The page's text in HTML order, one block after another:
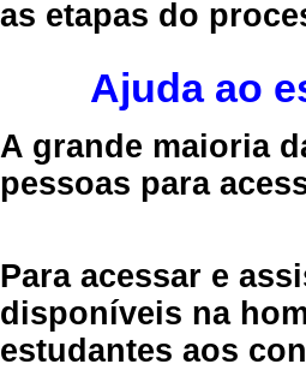
as etapas do
Ajuda ao
A grande maioria
pessoas para
Para acessar e
disponíveis na
estudantes aos